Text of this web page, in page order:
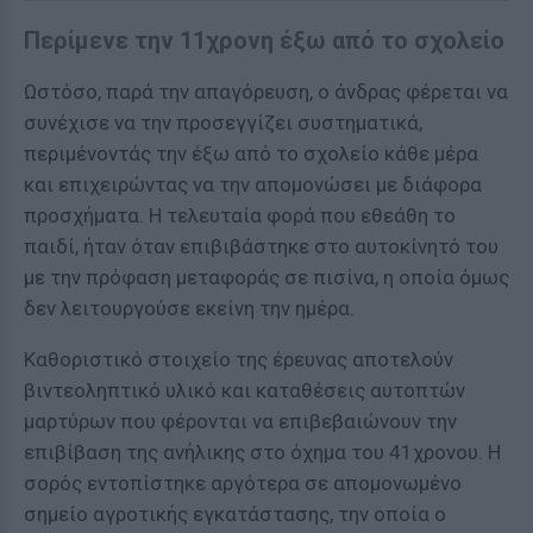
Περίμενε την 11χρονη έξω από το σχολείο
Ωστόσο, παρά την απαγόρευση, ο άνδρας φέρεται να
συνέχισε να την προσεγγίζει συστηματικά,
περιμένοντάς την έξω από το σχολείο κάθε μέρα
και επιχειρώντας να την απομονώσει με διάφορα
προσχήματα. Η τελευταία φορά που εθεάθη το
παιδί, ήταν όταν επιβιβάστηκε στο αυτοκίνητό του
με την πρόφαση μεταφοράς σε πισίνα, η οποία όμως
δεν λειτουργούσε εκείνη την ημέρα.
Καθοριστικό στοιχείο της έρευνας αποτελούν
βιντεοληπτικό υλικό και καταθέσεις αυτοπτών
μαρτύρων που φέρονται να επιβεβαιώνουν την
επιβίβαση της ανήλικης στο όχημα του 41χρονου. Η
σορός εντοπίστηκε αργότερα σε απομονωμένο
σημείο αγροτικής εγκατάστασης, την οποία ο